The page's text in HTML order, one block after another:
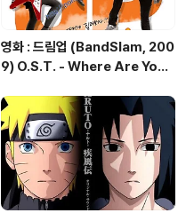
영화 : 드림업 (BandSlam, 200
9) O.S.T. - Where Are You